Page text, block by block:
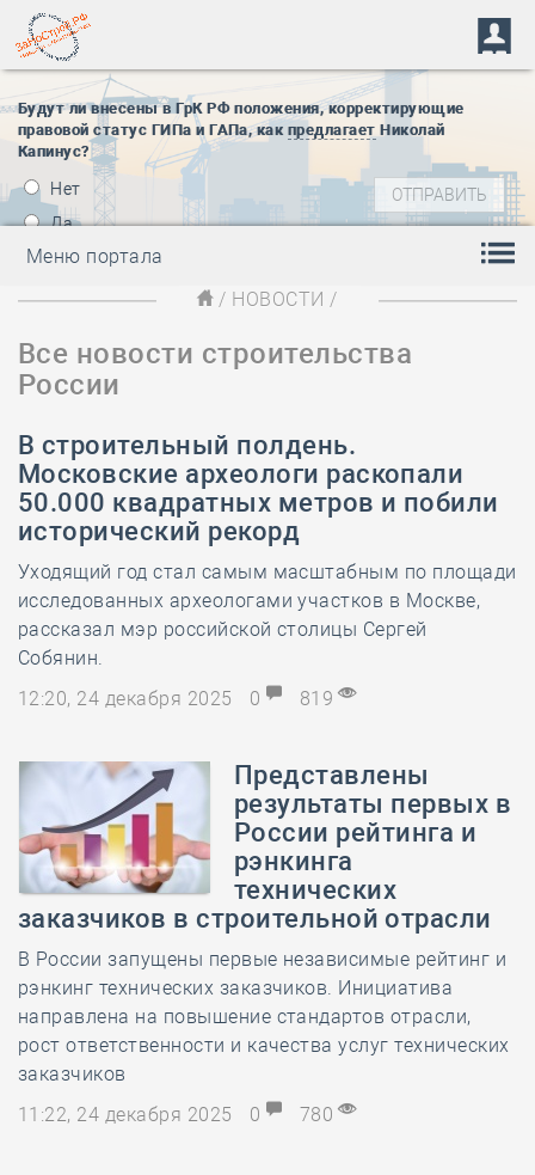
Будут ли внесены в ГрК РФ положения, корректирующие
правовой статус ГИПа и ГАПа, как предлагает Николай
Капинус?
Нет
Да
Меню портала
/ НОВОСТИ /
Все новости строительства
России
В строительный полдень.
Московские археологи раскопали
50.000 квадратных метров и побили
исторический рекорд
Уходящий год стал самым масштабным по площади
исследованных археологами участков в Москве,
рассказал мэр российской столицы Сергей
Собянин.
12:20, 24 декабря 2025
0 819
Представлены
результаты первых в
России рейтинга и
рэнкинга
технических
заказчиков в строительной отрасли
В России запущены первые независимые рейтинг и
рэнкинг технических заказчиков. Инициатива
направлена на повышение стандартов отрасли,
рост ответственности и качества услуг технических
заказчиков
11:22, 24 декабря 2025
0 780